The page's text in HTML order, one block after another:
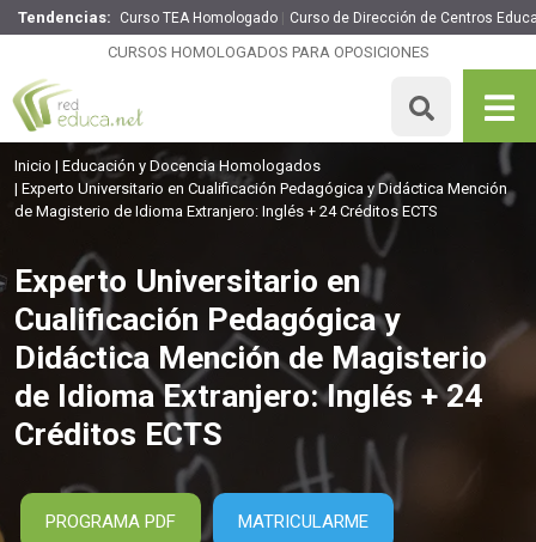
Tendencias: Curso TEA Homologado Curso de Dirección de Centros
CURSOS HOMOLOGADOS PARA OPOSICIONES
Experto Universitario en Cualificación Pedagógica y
Didáctica Mención de Magisterio de Idioma Extranjero:
Inglés + 24 Créditos ECTS
600 H 24 ECTS
MATRICULARME
Inicio
Educación y Docencia Homologados
Experto Universitario en Cualificación Pedagógica y Didáctica Mención
de Magisterio de Idioma Extranjero: Inglés + 24 Créditos ECTS
Experto Universitario en
Cualificación Pedagógica y
Didáctica Mención de Magisterio
de Idioma Extranjero: Inglés + 24
Créditos ECTS
PROGRAMA PDF MATRICULARME